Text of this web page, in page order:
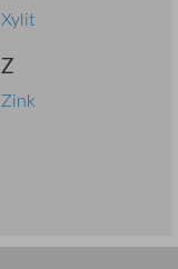
Xylit
Z
Zink